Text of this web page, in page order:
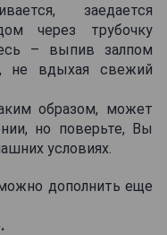
заедается
через трубочку
– выпив залпом
не вдыхая свежий
образом, может
но поверьте, Вы
условиях.
дополнить еще